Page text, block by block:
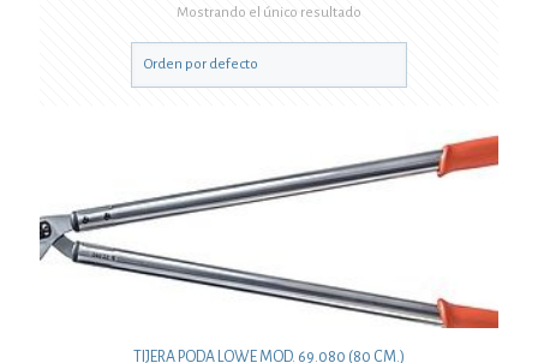
Mostrando el único resultado
TIJERA PODA LOWE MOD. 69.080 (80 CM.)